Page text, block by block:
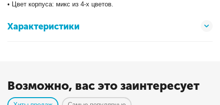
• Цвет корпуса: микс из 4-х цветов.
Характеристики
Возможно, вас это заинтересует